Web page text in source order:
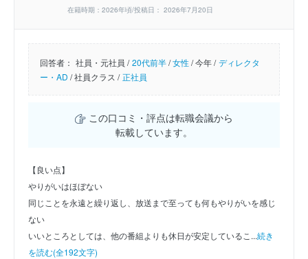
在籍時期：2026年頃/投稿日： 2026年7月20日
回答者： 社員・元社員 / 20代前半/女性/今年 / ディレクタ
ー・AD /社員クラス / 正社員
この口コミ・評点は転職会議から
転載しています。
【良い点】
やりがいはほぼない
同じことを永遠と繰り返し、放送まで至っても何もやりがいを感じ
ない
いいところとしては、他の番組よりも休日が安定しているこ...続き
を読む(全192文字)